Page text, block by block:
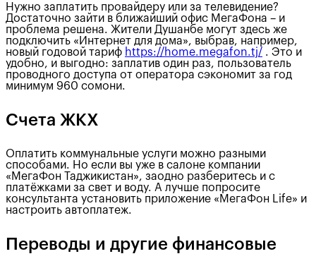
Нужно заплатить провайдеру или за телевидение?
Достаточно зайти в ближайший офис МегаФона – и
проблема решена. Жители Душанбе могут здесь же
подключить «Интернет для дома», выбрав, например,
новый годовой тариф https://home.megafon.tj/ . Это и
удобно, и выгодно: заплатив один раз, пользователь
проводного доступа от оператора сэкономит за год
минимум 960 сомони.
Счета ЖКХ
Оплатить коммунальные услуги можно разными
способами. Но если вы уже в салоне компании
«МегаФон Таджикистан», заодно разберитесь и с
платёжками за свет и воду. А лучше попросите
консультанта установить приложение «МегаФон Life» и
настроить автоплатеж.
Переводы и другие финансовые